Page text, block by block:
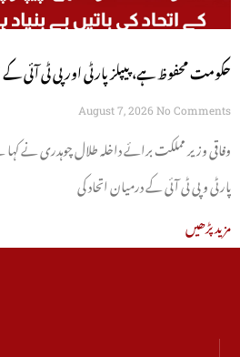
حکومت محفوظ ہے، پیپلز پارٹی اور پی ٹی آئی کے
چوہدری
August 7, 2026 No Comments
وفاقی وزیر مملکت برائے داخلہ طلال چوہدری نے
پارٹی و پی ٹی آئی کے درمیان اتحاد کی
مزید پڑھیں